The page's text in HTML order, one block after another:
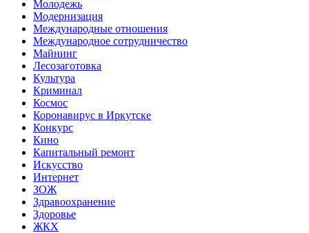
Молодежь
Модернизация
Международные отношения
Международное сотрудничество
Майнинг
Лесозаготовка
Культура
Криминал
Космос
Коронавирус в Иркутске
Конкурс
Кино
Капитальный ремонт
Искусство
Интернет
ЗОЖ
Здравоохранение
Здоровье
ЖКХ